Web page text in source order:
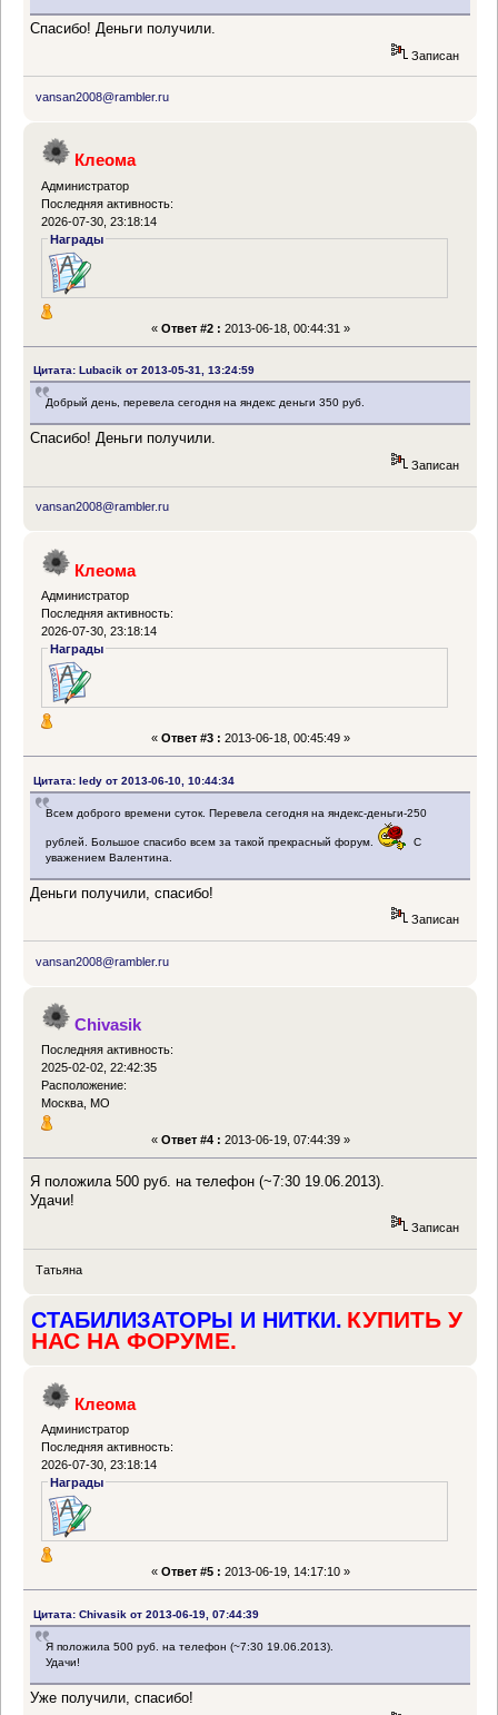
Спасибо! Деньги получили.
Записан
vansan2008@rambler.ru
Клеома
Администратор
Последняя активность:
2026-07-30, 23:18:14
Награды
« Ответ #2 : 2013-06-18, 00:44:31 »
Цитата: Lubacik от 2013-05-31, 13:24:59
Добрый день, перевела сегодня на яндекс деньги 350 руб.
Спасибо! Деньги получили.
Записан
vansan2008@rambler.ru
Клеома
Администратор
Последняя активность:
2026-07-30, 23:18:14
Награды
« Ответ #3 : 2013-06-18, 00:45:49 »
Цитата: ledy от 2013-06-10, 10:44:34
Всем доброго времени суток. Перевела сегодня на яндекс-деньги-250
рублей. Большое спасибо всем за такой прекрасный форум.
С
уважением Валентина.
Деньги получили, спасибо!
Записан
vansan2008@rambler.ru
Chivasik
Последняя активность:
2025-02-02, 22:42:35
Расположение:
Москва, МО
« Ответ #4 : 2013-06-19, 07:44:39 »
Я положила 500 руб. на телефон (~7:30 19.06.2013).
Удачи!
Записан
Татьяна
СТАБИЛИЗАТОРЫ И НИТКИ. КУПИТЬ У
НАС НА ФОРУМЕ.
Клеома
Администратор
Последняя активность:
2026-07-30, 23:18:14
Награды
« Ответ #5 : 2013-06-19, 14:17:10 »
Цитата: Chivasik от 2013-06-19, 07:44:39
Я положила 500 руб. на телефон (~7:30 19.06.2013).
Удачи!
Уже получили, спасибо!